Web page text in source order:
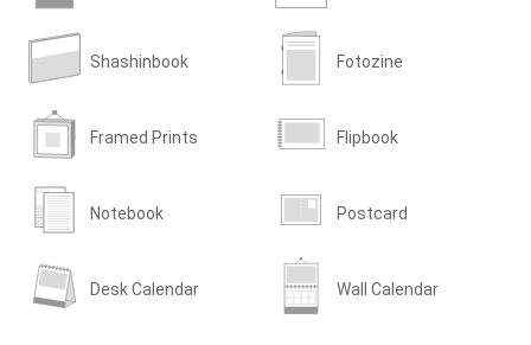
Shashinbook Fotozine
Framed Prints Flipbook
Notebook Postcard
Desk Calendar Wall Calendar